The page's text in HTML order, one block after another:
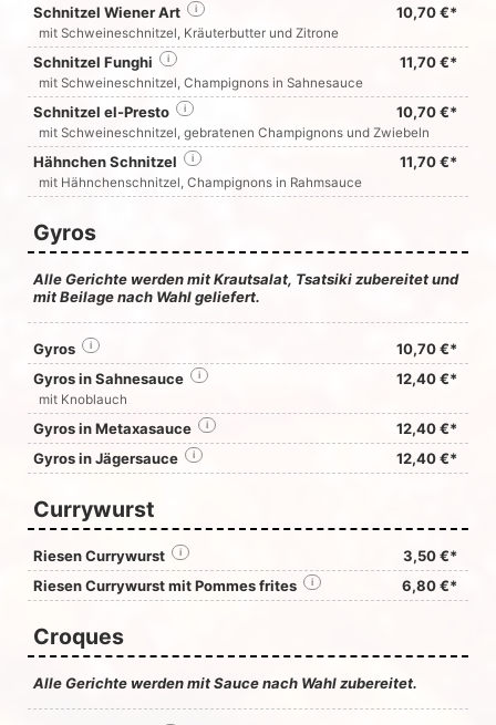
Schnitzel Wiener Art 10,70 €*
i
mit Schweineschnitzel, Kräuterbutter und Zitrone
Schnitzel Funghi 11,70 €*
i
mit Schweineschnitzel, Champignons in Sahnesauce
Schnitzel el-Presto 10,70 €*
i
mit Schweineschnitzel, gebratenen Champignons und Zwiebeln
Hähnchen Schnitzel 11,70 €*
i
mit Hähnchenschnitzel, Champignons in Rahmsauce
Gyros
Alle Gerichte werden mit Krautsalat, Tsatsiki zubereitet und
mit Beilage nach Wahl geliefert.
Gyros 10,70 €*
i
Gyros in Sahnesauce 12,40 €*
i
mit Knoblauch
Gyros in Metaxasauce 12,40 €*
i
Gyros in Jägersauce 12,40 €*
i
Currywurst
Riesen Currywurst 3,50 €*
i
Riesen Currywurst mit Pommes frites 6,80 €*
i
Croques
Alle Gerichte werden mit Sauce nach Wahl zubereitet.